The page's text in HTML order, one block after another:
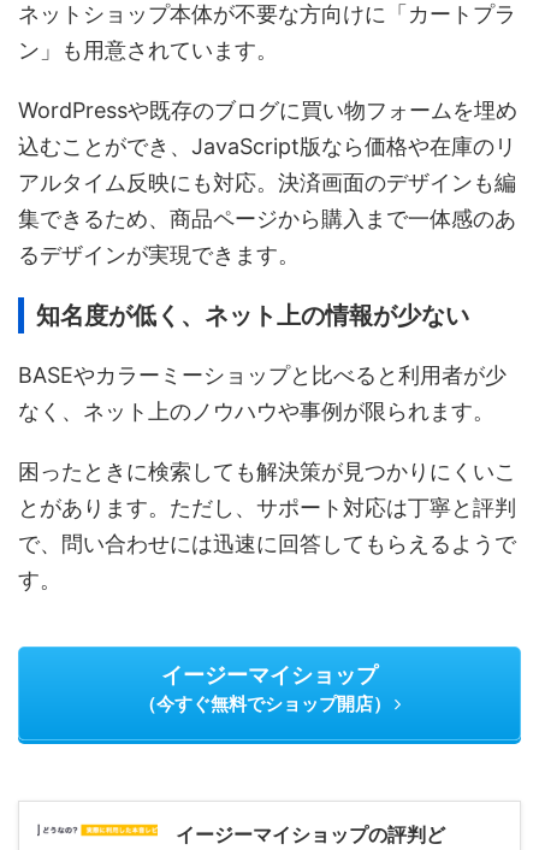
ネットショップ本体が不要な方向けに「カートプラ
ン」も用意されています。
WordPressや既存のブログに買い物フォームを埋め
込むことができ、JavaScript版なら価格や在庫のリ
アルタイム反映にも対応。決済画面のデザインも編
集できるため、商品ページから購入まで一体感のあ
るデザインが実現できます。
知名度が低く、ネット上の情報が少ない
BASEやカラーミーショップと比べると利用者が少
なく、ネット上のノウハウや事例が限られます。
困ったときに検索しても解決策が見つかりにくいこ
とがあります。ただし、サポート対応は丁寧と評判
で、問い合わせには迅速に回答してもらえるようで
す。
イージーマイショップ
（今すぐ無料でショップ開店）
イージーマイショップの評判ど